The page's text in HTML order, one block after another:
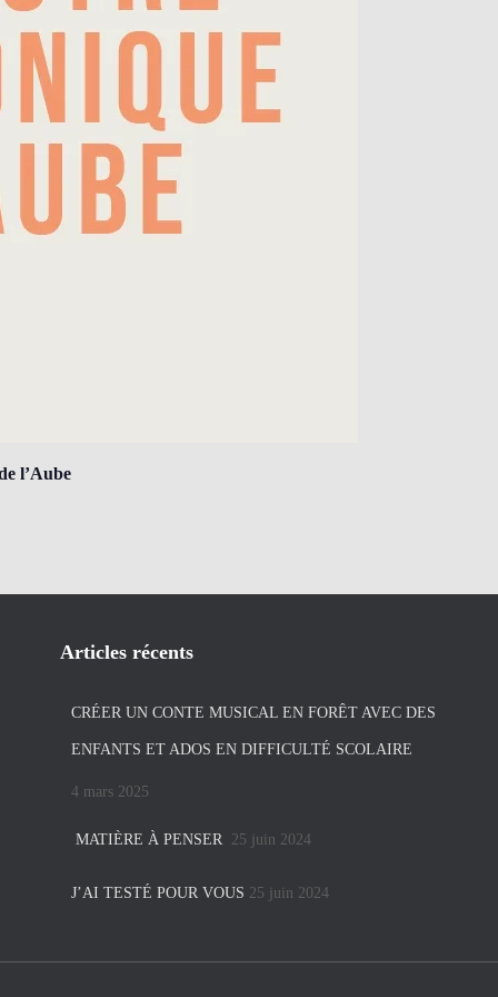
l’Aube
Articles récents
CRÉER UN CONTE MUSICAL EN FORÊT AVEC DES
ENFANTS ET ADOS EN DIFFICULTÉ SCOLAIRE
4 mars 2025
MATIÈRE À PENSER 25 juin 2024
J’AI TESTÉ POUR VOUS 25 juin 2024